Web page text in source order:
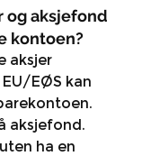
og aksjefond
kontoen?
aksjer
EØS kan
aksjefond.
ha en